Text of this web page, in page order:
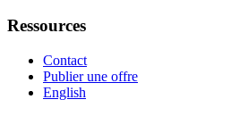
Ressources
Contact
Publier une offre
English